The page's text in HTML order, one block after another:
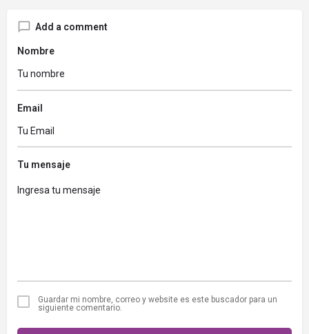
Add a comment
Nombre
Email
Tu mensaje
Guardar mi nombre, correo y website es este buscador para un
siguiente comentario.